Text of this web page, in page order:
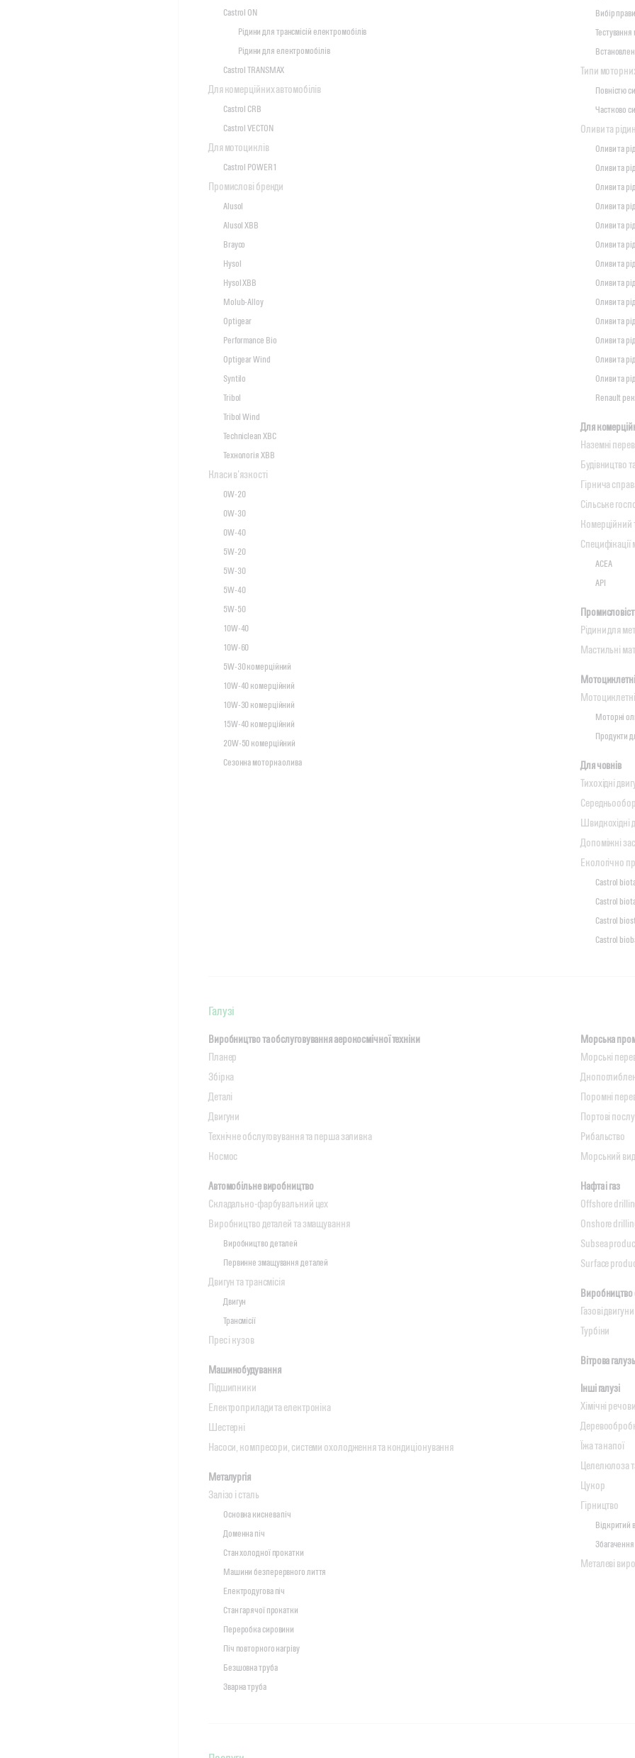
Castrol ON
Рідини для трансмісій електромобілів
Рідини для електромобілів
Castrol TRANSMAX
Для комерційних автомобілів
Castrol CRB
Castrol VECTON
Для мотоциклів
Castrol POWER1
Промислові бренди
Alusol
Alusol XBB
Brayco
Hysol
Hysol XBB
Molub-Alloy
Optigear
Performance Bio
Optigear Wind
Syntilo
Tribol
Tribol Wind
Techniclean XBC
Технологія XBB
Класи в'язкості
0W-20
0W-30
0W-40
5W-20
5W-30
5W-40
5W-50
10W-40
10W-60
5W-30 комерційний
10W-40 комерційний
10W-30 комерційний
15W-40 комерційний
20W-50 комерційний
Сезонна моторна олива
Вибір
Тестування
Типи
Повністю
Частково
Оливи та
Оливи та
Оливи та
Оливи та
Оливи та
Оливи та
Оливи та
Оливи та
Оливи та
Оливи та
Оливи та
Оливи та
Оливи та
Оливи та
Renault
Для
Наземні
Будівництво
Гірнича
Сільське
Комерційний
ACEA
API
Рідини для
Мастильні
Моторні
Продукти
Для човнів
Тихохідні
Швидкохідні
Допоміжні
Екологічно
Castrol
Castrol
Castrol
Castrol
Галузі
Виробництво та обслуговування аерокосмічної техніки
Планер
Збірка
Деталі
Двигуни
Технічне обслуговування та перша заливка
Космос
Автомобільне виробництво
Складально-фарбувальний цех
Виробництво деталей та змащування
Виробництво деталей
Первинне змащування деталей
Двигун та трансмісія
Двигун
Трансмісії
Прес і кузов
Машинобудування
Підшипники
Електроприлади та електроніка
Шестерні
Насоси, компресори, системи охолодження та кондиціонування
Металургія
Залізо і сталь
Основна киснева піч
Доменна піч
Стан холодної прокатки
Машини безперервного лиття
Електродугова піч
Стан гарячої прокатки
Переробка сировини
Піч повторного нагріву
Безшовна труба
Зварна труба
Морська
Морські
Поромні
Портові
Рибальство
Морський
Нафта і газ
Offshore
Onshore
Subsea
Surface
Виробництво
Газові двигуни
Турбіни
Вітрова галузь
Інші галузі
Хімічні
Їжа та напої
Целелюлоза
Цукор
Гірництво
Відкритий
Металеві